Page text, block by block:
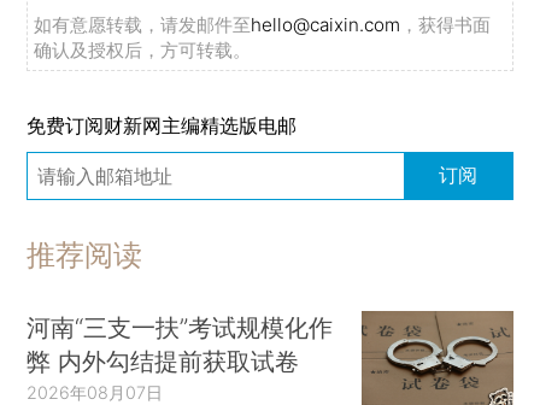
如有意愿转载，请发邮件至hello@caixin.com ，获得书面
确认及授权后，方可转载。
免费订阅财新网主编精选版电邮
订阅
推荐阅读
河南“三支一扶”考试规模化作
弊 内外勾结提前获取试卷
2026年08月07日